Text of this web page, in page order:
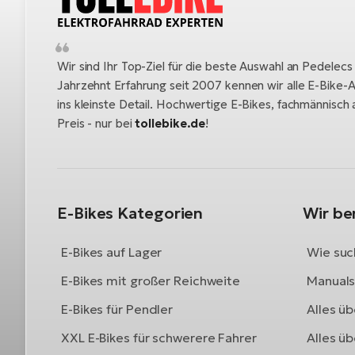
Wir sind Ihr Top-Ziel für die beste Auswahl an
Jahrzehnt Erfahrung seit 2007 kennen wir alle E-Bike-
ins kleinste Detail. Hochwertige E-Bikes,
Preis - nur beitollebike.de!
E-Bikes Kategorien
E-Bikes auf Lager
E-Bikes mit großer Reichweite
E-Bikes für Pendler
XXL E-Bikes für schwerere Fahrer
Wir
Wie
Alles
Alles